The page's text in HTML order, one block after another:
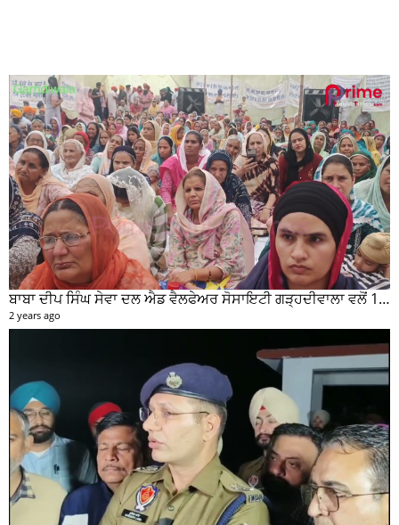
ਬਾਬਾ ਦੀਪ ਸਿੰਘ ਸੇਵਾ ਦਲ ਐਡ ਵੈਲਫੇਅਰ ਸੋਸਾਇਟੀ ਗੜ੍ਹਦੀਵਾਲਾ ਵਲੋਂ 100 ਵਾਂ ਮਹੀਨਾਵਾਰ ਰਾਸ਼ਨ ਵੰਡ ਸਮਾਰੋਹ ਕਰਵਾਇਆ
2 years ago